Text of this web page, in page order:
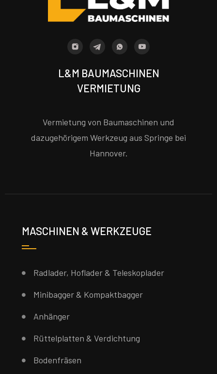
L&M BAUMASCHINEN
VERMIETUNG
Vermietung von Baumaschinen und
dazugehörigem Werkzeug aus Springe bei
Hannover.
MASCHINEN & WERKZEUGE
Radlader, Hoflader & Teleskoplader
Minibagger & Kompaktbagger
Anhänger
Rüttelplatten & Verdichtung
Bodenfräsen